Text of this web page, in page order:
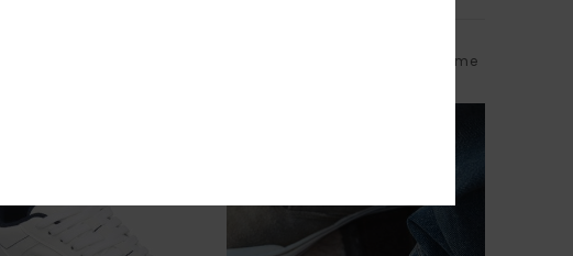
Chaussures en cuir Marron Homme